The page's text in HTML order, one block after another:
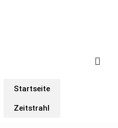
Startseite
Zeitstrahl